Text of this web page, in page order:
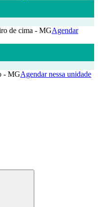
de cima - MGAgendar
- MGAgendar nessa unidade